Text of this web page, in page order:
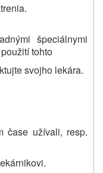
špeciálnymi
tohto
svojho lekára.
čase užívali, resp.